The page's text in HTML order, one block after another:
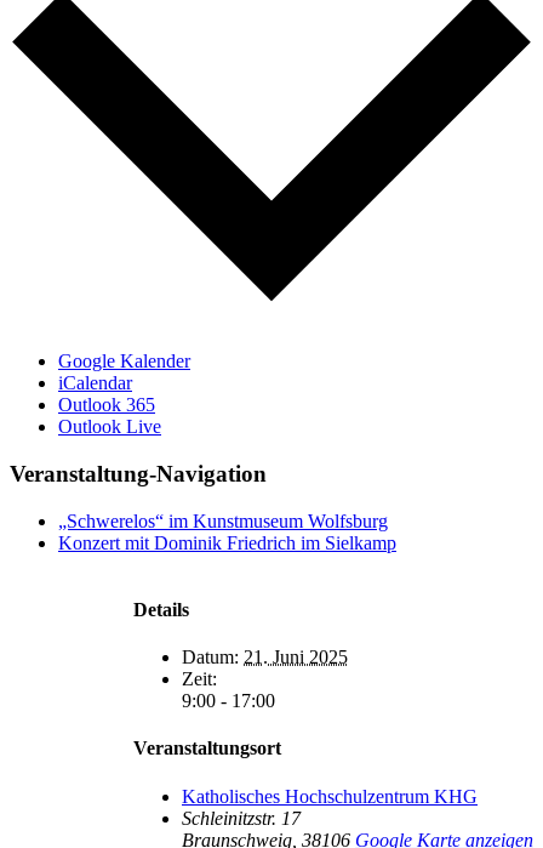
Google Kalender
iCalendar
Outlook 365
Outlook Live
Veranstaltung-Navigation
„Schwerelos“ im Kunstmuseum Wolfsburg
Konzert mit Dominik Friedrich im Sielkamp
Details
Datum: 21. Juni 2025
Zeit:
9:00 - 17:00
Veranstaltungsort
Katholisches Hochschulzentrum KHG
Schleinitzstr. 17
Braunschweig 38106 Google Karte anzeigen